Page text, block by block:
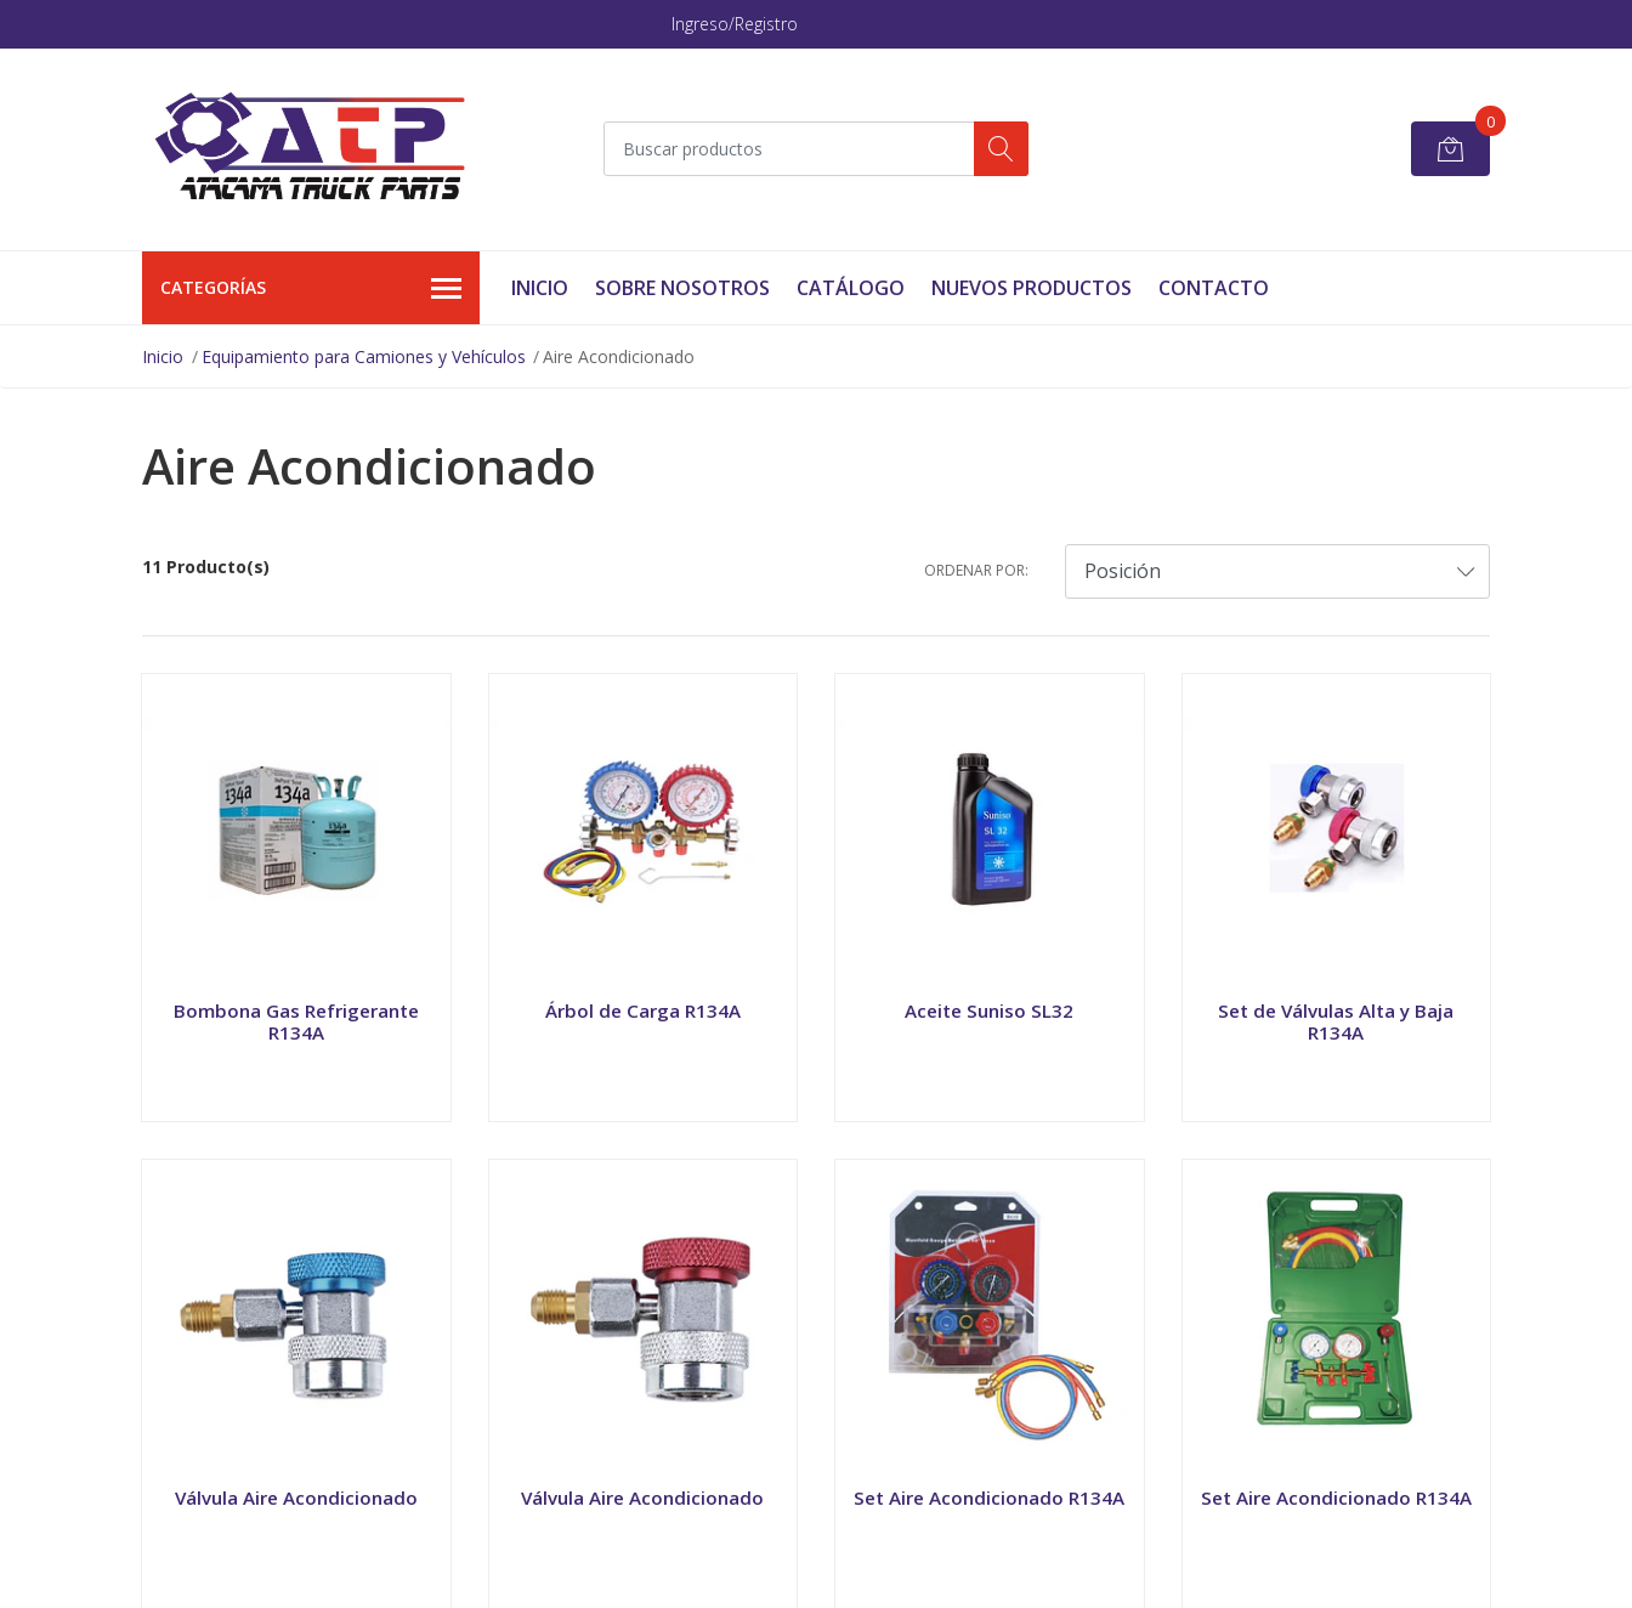
Ingreso/Registro
0
CATEGORÍAS INICIO SOBRE NOSOTROS CATÁLOGO NUEVOS PRODUCTOS CONTACTO
Inicio Equipamiento para Camiones y Vehículos Aire Acondicionado
Aire Acondicionado
11 Producto(s) ORDENAR POR:
Bombona Gas Refrigerante
R134A
Árbol de Carga R134A Aceite Suniso SL32
Set de Válvulas Alta y Baja
R134A
Válvula Aire Acondicionado Válvula Aire Acondicionado Set Aire Acondicionado R134A Set Aire Acondicionado R134A